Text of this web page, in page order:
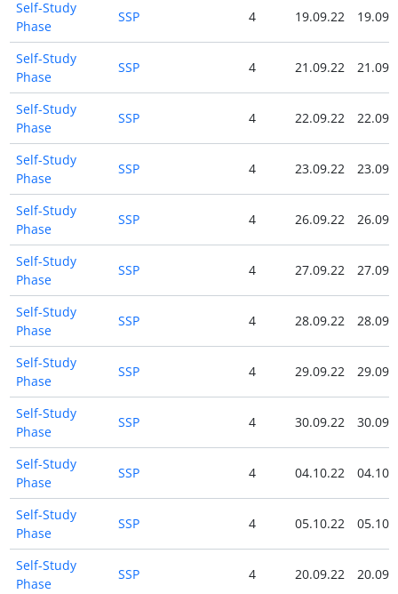
Self-Study
Phase
SSP 4 19.09.22
Self-Study
Phase
SSP 4 21.09.22
Self-Study
Phase
SSP 4 22.09.22
Self-Study
Phase
SSP 4 23.09.22
Self-Study
Phase
SSP 4 26.09.22
Self-Study
Phase
SSP 4 27.09.22
Self-Study
Phase
SSP 4 28.09.22
Self-Study
Phase
SSP 4 29.09.22
Self-Study
Phase
SSP 4 30.09.22
Self-Study
Phase
SSP 4 04.10.22
Self-Study
Phase
SSP 4 05.10.22
Self-Study
Phase
SSP 4 20.09.22